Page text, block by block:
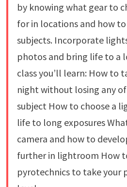
by knowing what gear to
for in locations and how to
subjects. Incorporate
photos and bring life to a
class you’ll learn: How to
night without losing any
subject How to choose a
life to long exposures
camera and how to
further in lightroom How
pyrotechnics to take